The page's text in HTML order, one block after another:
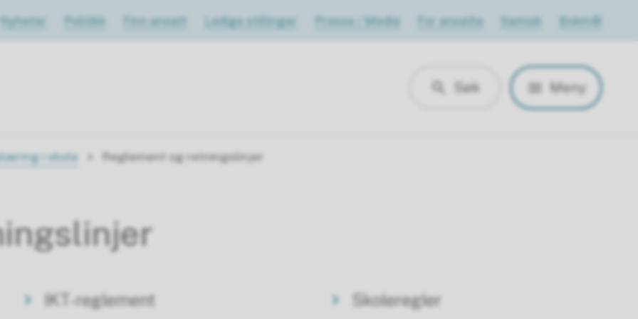
Nyheter Politikk Finn ansatt Ledige stillinger Presse / Media For ansatte Samisk Bokmål
Søk Meny
i skole Reglement og retningslinjer
IKT-reglement Skoleregler